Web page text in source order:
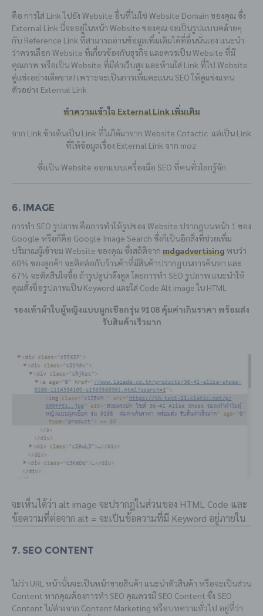
คือ การใส่ Link ไปยัง Website อื่นที่ไม่ใช่ Website Domain ของคุณ ซึ่ง
External Link นี่จะอยู่ในหน้า Website ของคุณ จะเป็นรูปแบบคล้ายๆ
กับ Reference Link ที่สามารถอ่านข้อมูลเพิ่มเติมได้ที่อื่นนั่นเอง แนะนำ
ว่าควรเลือก Website ที่เกี่ยวข้องกับธุรกิจ และควรเป็น Website ที่มี
คุณภาพ หรือเป็น Website ที่มีค่าเว็บสูง และห้ามใส่ Link ที่ไป Website
คู่แข่งอย่างเด็ดขาด! เพราะจะเป็นการเพิ่มคะแนน SEO ให้คู่แข่งแทน
ตัวอย่าง External Link
ทำความเข้าใจ External Link เพิ่มเติม
จาก Link ข้างต้นเป็น Link ที่ไม่ได้มาจาก Website Cotactic แต่เป็น Link
ที่ให้ข้อมูลเรื่อง External Link จาก moz
ซึ่งเป็น Website ออกแบบเครื่องมือ SEO ที่คนทั่วโลกรู้จัก
6. Image
การทำ SEO รูปภาพ คือการทำให้รูปของ Website ปรากฎบนหน้า 1 ของ
Google หรือก็คือ Google Image Search ซึ่งก็เป็นอีกสิ่งที่ช่วยเพิ่ม
ปริมาณผู้เข้าชม Website ของคุณ ซึ่งสถิติจาก mdgadvertising พบว่า
60% ของลูกค้า จะติดต่อกับร้านค้าที่มีสินค้าปรากฎบนการค้นหา และ
67% จะตัดสินใจซื้อ ถ้ารูปดูน่าดึงดูด โดยการทำ SEO รูปภาพ แนะนำให้
คุณตั้งชื่อรูปภาพเป็น Keyword และใส่ Code Alt image ใน HTML
รองเท้าผ้าใบผู้หญิงแบบผูกเชือกรุ่น 9108 คุ้มค่าเกินราคา พร้อมส่ง
รับสินค้าเร็วมาก
จะเห็นได้ว่า alt image จะปรากฎในส่วนของ HTML Code และ
ข้อความที่ต่อจาก alt = จะเป็นข้อความที่มี Keyword อยู่ภายใน
7. SEO Content
ไม่ว่า URL หน้านั้นจะเป็นหน้าขายสินค้า แนะนำตัวสินค้า หรือจะเป็นส่วน
Content หากคุณต้องการทำ SEO คุณควรมี SEO Content ซึ่ง SEO
Content ไม่ต่างจาก Content Marketing หรือบทความทั่วไป อยู่ที่ว่า